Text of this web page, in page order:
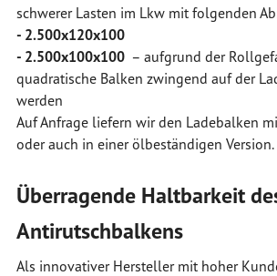
schwerer Lasten im Lkw mit folgenden
- 2.500x120x100
- 2.500x100x100– aufgrund der
quadratische Balken zwingend auf der
werden
Auf Anfrage liefern wir den Ladebalken
oder auch in einer ölbeständigen Version.
Überragende Haltbarkeit
Antirutschbalkens
Als innovativer Hersteller mit hoher